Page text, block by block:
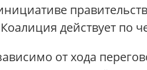
действует по
от хода